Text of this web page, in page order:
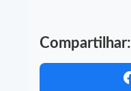
Compartilhar: